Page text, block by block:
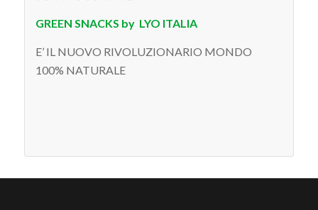
GREEN SNACKS by LYO ITALIA
E’ IL NUOVO RIVOLUZIONARIO MONDO
100% NATURALE